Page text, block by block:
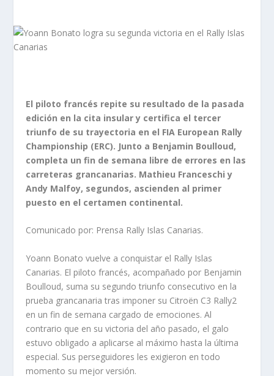
El piloto francés repite su resultado de la pasada
edición en la cita insular y certifica el tercer
triunfo de su trayectoria en el FIA European Rally
Championship (ERC). Junto a Benjamin Boulloud,
completa un fin de semana libre de errores en las
carreteras grancanarias. Mathieu Franceschi y
Andy Malfoy, segundos, ascienden al primer
puesto en el certamen continental.
Comunicado por: Prensa Rally Islas Canarias.
Yoann Bonato vuelve a conquistar el Rally Islas
Canarias. El piloto francés, acompañado por Benjamin
Boulloud, suma su segundo triunfo consecutivo en la
prueba grancanaria tras imponer su Citroën C3 Rally2
en un fin de semana cargado de emociones. Al
contrario que en su victoria del año pasado, el galo
estuvo obligado a aplicarse al máximo hasta la última
especial. Sus perseguidores les exigieron en todo
momento su mejor versión.